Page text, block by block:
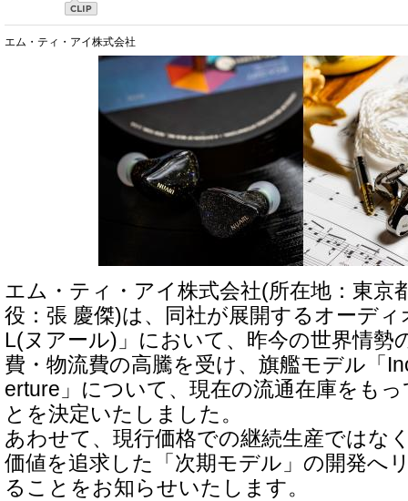
エム・ティ・アイ株式会社
エム・ティ・アイ株式会社(所在地：東京
役：張 慶傑)は、同社が展開するオーデ
L(ヌアール)」において、昨今の世界情勢
費・物流費の高騰を受け、旗艦モデル「
erture」について、現在の流通在庫をも
とを決定いたしました。
あわせて、現行価格での継続生産ではな
価値を追求した「次期モデル」の開発へ
ることをお知らせいたします。